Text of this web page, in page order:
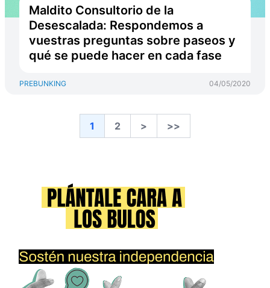
Maldito Consultorio de la
Desescalada: Respondemos a
vuestras preguntas sobre paseos y
qué se puede hacer en cada fase
PREBUNKING 04/05/2020
1 2 > >>